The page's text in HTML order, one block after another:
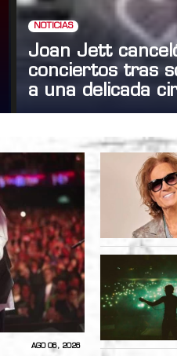
NOTICIAS
Joan Jett
conciertos tras
a una delicada
AGO 06, 2026